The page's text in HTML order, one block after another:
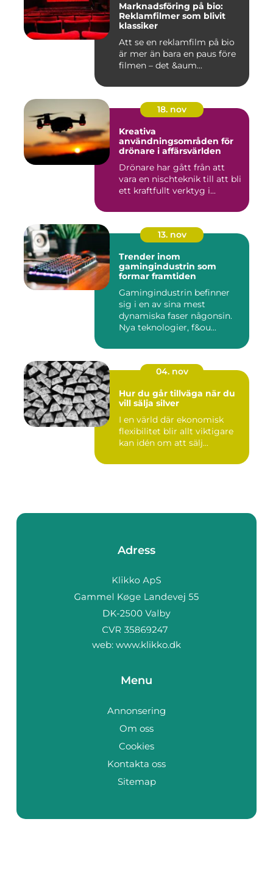
Marknadsföring på bio:
Reklamfilmer som blivit
klassiker
Att se en reklamfilm på bio
är mer än bara en paus före
filmen – det &aum...
18. nov
Kreativa
användningsområden för
drönare i affärsvärlden
Drönare har gått från att
vara en nischteknik till att bli
ett kraftfullt verktyg i...
13. nov
Trender inom
gamingindustrin som
formar framtiden
Gamingindustrin befinner
sig i en av sina mest
dynamiska faser någonsin.
Nya teknologier, f&ou...
04. nov
Hur du går tillväga när du
vill sälja silver
I en värld där ekonomisk
flexibilitet blir allt viktigare
kan idén om att sälj...
Adress
web: www.klikko.dk
Menu
Annonsering
Om oss
Cookies
Kontakta oss
Sitemap